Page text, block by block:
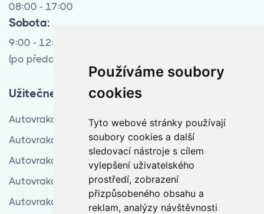
Používáme soubory
cookies
Tyto webové stránky používají
soubory cookies a další
sledovací nástroje s cílem
vylepšení uživatelského
prostředí, zobrazení
přizpůsobeného obsahu a
reklam, analýzy návštěvnosti
08:00 - 17:00
Sobota:
9:00 - 12:00
(po předchozí tel. domluvě)
Užitečné odkazy
Autovrakoviště Renault
Autovrakoviště Peugeot
Autovrakoviště Ford
Autovrakoviště Opel
Autovrakoviště Citroen